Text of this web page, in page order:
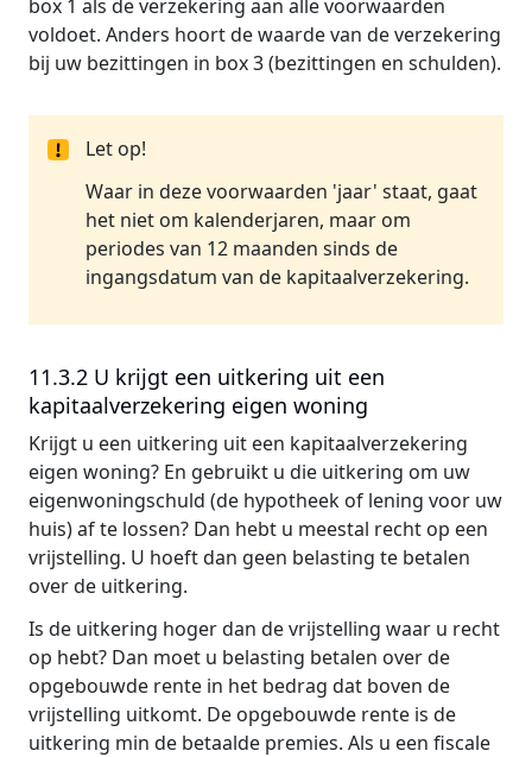
box 1 als de verzekering aan alle voorwaarden
voldoet. Anders hoort de waarde van de verzekering
bij uw bezittingen in box 3 (bezittingen en schulden).
Let op!
Waar in deze voorwaarden 'jaar' staat, gaat
het niet om kalenderjaren, maar om
periodes van 12 maanden sinds de
ingangsdatum van de kapitaalverzekering.
11.3.2 U krijgt een uitkering uit een
kapitaalverzekering eigen woning
Krijgt u een uitkering uit een kapitaalverzekering
eigen woning? En gebruikt u die uitkering om uw
eigenwoningschuld (de hypotheek of lening voor uw
huis) af te lossen? Dan hebt u meestal recht op een
vrijstelling. U hoeft dan geen belasting te betalen
over de uitkering.
Is de uitkering hoger dan de vrijstelling waar u recht
op hebt? Dan moet u belasting betalen over de
opgebouwde rente in het bedrag dat boven de
vrijstelling uitkomt. De opgebouwde rente is de
uitkering min de betaalde premies. Als u een fiscale